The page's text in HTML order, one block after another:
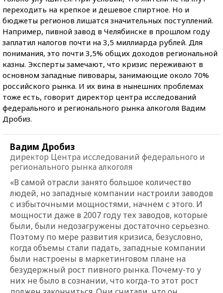
переходить на крепкое и дешевое спиртное. Но и
бюджеты регионов лишатся значительных поступлений.
Например, пивной завод в Челябинске в прошлом году
заплатил налогов почти на 3,5 миллиарда рублей. Для
понимания, это почти 3,5% общих доходов региональной
казны. Эксперты замечают, что кризис переживают в
основном западные пивовары, занимающие около 70%
российского рынка. И их вина в нынешних проблемах
тоже есть, говорит директор центра исследований
федерального и регионального рынка алкоголя Вадим
Дробиз.
Вадим Дробиз
директор Центра исследований федерального и
регионального рынка алкоголя
«В самой отрасли занято большое количество
людей, но западные компании настроили заводов
с избыточными мощностями, начнем с этого. И
мощности даже в 2007 году тех заводов, которые
были, были недозагружены достаточно серьезно.
Поэтому по мере развития кризиса, безусловно,
когда объемы стали падать, западные компании
были настроены в маркетинговом плане на
безудержный рост пивного рынка. Почему-то у
них не было в сознании, что когда-то этот рост